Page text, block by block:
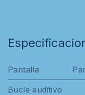
Pantalla
Bucle auditivo